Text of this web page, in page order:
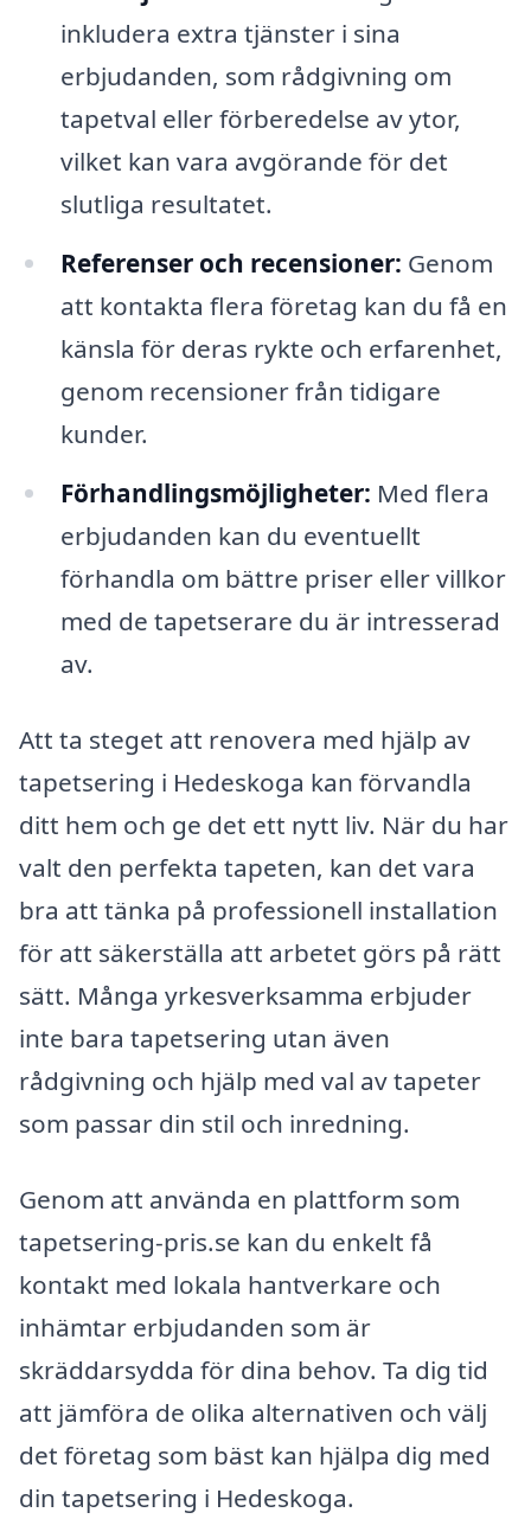
inkludera extra tjänster i sina
erbjudanden, som rådgivning om
tapetval eller förberedelse av ytor,
vilket kan vara avgörande för det
slutliga resultatet.
Referenser och recensioner: Genom
att kontakta flera företag kan du få en
känsla för deras rykte och erfarenhet,
genom recensioner från tidigare
kunder.
Förhandlingsmöjligheter: Med flera
erbjudanden kan du eventuellt
förhandla om bättre priser eller villkor
med de tapetserare du är intresserad
av.
Att ta steget att renovera med hjälp av
tapetsering i Hedeskoga kan förvandla
ditt hem och ge det ett nytt liv. När du har
valt den perfekta tapeten, kan det vara
bra att tänka på professionell installation
för att säkerställa att arbetet görs på rätt
sätt. Många yrkesverksamma erbjuder
inte bara tapetsering utan även
rådgivning och hjälp med val av tapeter
som passar din stil och inredning.
Genom att använda en plattform som
tapetsering-pris.se kan du enkelt få
kontakt med lokala hantverkare och
inhämtar erbjudanden som är
skräddarsydda för dina behov. Ta dig tid
att jämföra de olika alternativen och välj
det företag som bäst kan hjälpa dig med
din tapetsering i Hedeskoga.